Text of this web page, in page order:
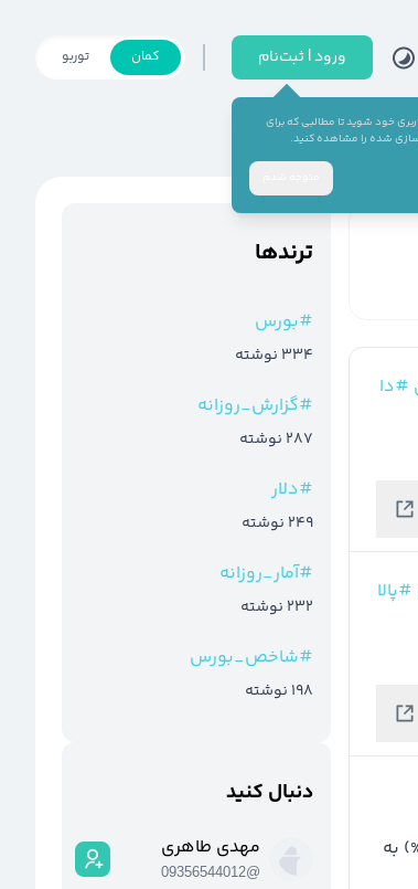
ورود | ثبت‌نام
خود شوید تا مطالبی که برای
شده را مشاهده کنید.
کمان توربو
#دا
#پالا
ترند‌ها
#بورس
334 نوشته
#گزارش_روزانه
287 نوشته
#دلار
249 نوشته
#آمار_روزانه
232 نوشته
#شاخص_بورس
198 نوشته
دنبال کنید
مهدی طاهری
@
09356544012